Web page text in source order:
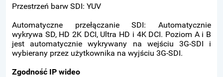
Przestrzeń barw SDI: YUV
Automatyczne przełączanie SDI: Automatycznie
wykrywa SD, HD 2K DCI, Ultra HD i 4K DCI. Poziom A i B
jest automatycznie wykrywany na wejściu 3G-SDI i
wybierany przez użytkownika na wyjściu 3G-SDI.
Zgodność IP wideo